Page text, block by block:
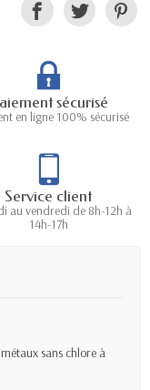
sécurisé
en ligne 100% sécurisé
Service client
au vendredi de 8h-12h à
14h-17h
sans chlore à